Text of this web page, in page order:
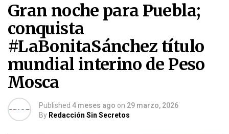
Gran noche para Puebla;
conquista
#LaBonitaSánchez título
mundial interino de Peso
Mosca
Published 4 meses ago on 29 marzo, 2026
By Redacción Sin Secretos